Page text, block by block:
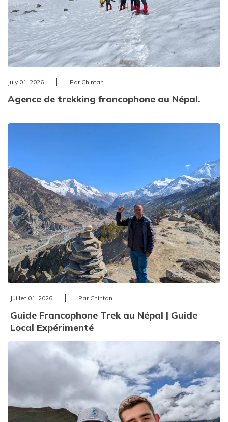
July 01, 2026 Par Chintan
Agence de trekking francophone au Népal.
Juillet 01, 2026 Par Chintan
Guide Francophone Trek au Népal | Guide
Local Expérimenté